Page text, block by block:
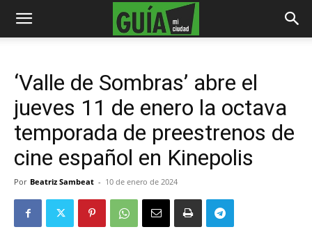
‘Valle de Sombras’ abre el
jueves 11 de enero la octava
temporada de preestrenos de
cine español en Kinepolis
Por Beatriz Sambeat - 10 de enero de 2024